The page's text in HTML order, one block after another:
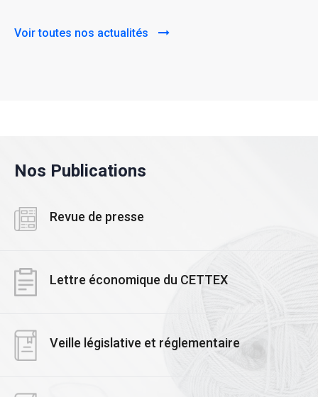
Voir toutes nos actualités
Nos Publications
Revue de presse
Lettre économique du CETTEX
Veille législative et réglementaire